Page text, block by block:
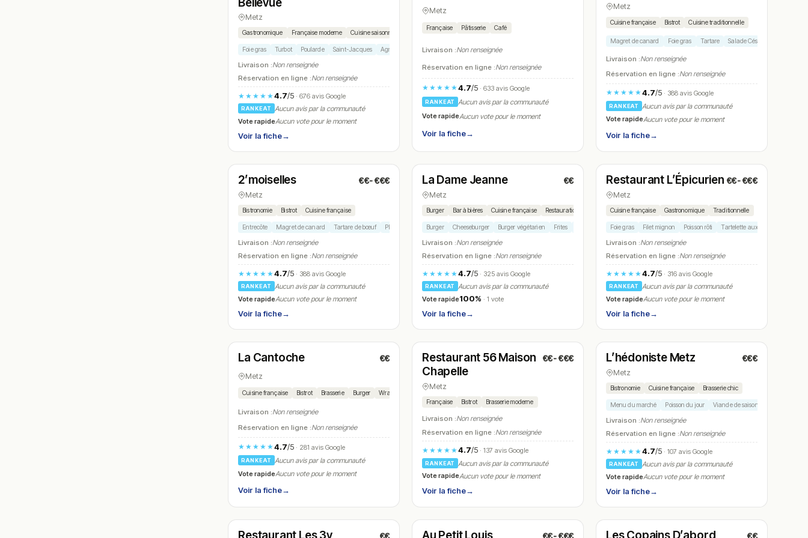
Metz
Gastronomique Française moderne Cuisine saisonnière
Foie gras Turbot Poularde Saint-Jacques Agneau
Livraison :Non renseignée
Réservation en ligne :Non renseignée
★★★★★4.7/5· 676 avis Google
RANKEAT
Aucun avis par la communauté
Vote rapideAucun vote pour le moment
Voir la fiche→
Metz
Française Pâtisserie Café
Livraison :Non renseignée
Réservation en ligne :Non renseignée
★★★★★4.7/5· 633 avis Google
RANKEAT
Aucun avis par la communauté
Vote rapideAucun vote pour le moment
Voir la fiche→
Metz
Cuisine française Bistrot Cuisine traditionnelle
Magret de canard Foie gras Tartare Salade César
Livraison :Non renseignée
Réservation en ligne :Non renseignée
★★★★★4.7/5 · 388 avis Google
RANKEAT
Aucun avis par la communauté
Vote rapideAucun vote pour le moment
Voir la fiche→
N° 15
Fermé(12:00 – 13:00, 19:00 – 21:00)
2’moiselles €€-€€€
Metz
Bistronomie Bistrot Cuisine française
Entrecôte Magret de canard Tartare de bœuf Plat du jour Mille-feuille
Livraison :Non renseignée
Réservation en ligne :Non renseignée
★★★★★4.7/5· 388 avis Google
RANKEAT
Aucun avis par la communauté
Vote rapideAucun vote pour le moment
Voir la fiche→
N° 16
Fermé(11:00 – 01:30)
La Dame Jeanne €€
Metz
Burger Bar à bières Cuisine française Restauration rapide Circuit court
Burger Cheeseburger Burger végétarien Frites
Livraison :Non renseignée
Réservation en ligne :Non renseignée
★★★★★4.7/5· 325 avis Google
RANKEAT
Aucun avis par la communauté
Vote rapide100% · 1 vote
Voir la fiche→
N° 17
Fermé(12:00 – 13:00, 19:00 – 20:30)
Restaurant L’Épicurien €€-€€€
Metz
Cuisine française Gastronomique Traditionnelle
Foie gras Filet mignon Poisson rôti Tartelette aux fruits
Livraison :Non renseignée
Réservation en ligne :Non renseignée
★★★★★4.7/5 · 316 avis Google
RANKEAT
Aucun avis par la communauté
Vote rapideAucun vote pour le moment
Voir la fiche→
N° 18
Ouvert(09:00 – 18:00)
La Cantoche €€
Metz
Cuisine française Bistrot Brasserie Burger Wrap
Livraison :Non renseignée
Réservation en ligne :Non renseignée
★★★★★4.7/5· 281 avis Google
RANKEAT
Aucun avis par la communauté
Vote rapideAucun vote pour le moment
Voir la fiche→
N° 19
Fermé(12:00 – 13:30, 19:00 – 21:00)
Restaurant 56 Maison
Chapelle
€€-€€€
Metz
Française Bistrot Brasserie moderne
Livraison :Non renseignée
Réservation en ligne :Non renseignée
★★★★★4.7/5· 137 avis Google
RANKEAT
Aucun avis par la communauté
Vote rapideAucun vote pour le moment
Voir la fiche→
N° 20
Fermé(11:30 – 14:00, 19:00 – 21:30)
L’hédoniste Metz €€€
Metz
Bistronomie Cuisine française Brasserie chic
Menu du marché Poisson du jour Viande de saison
Livraison :Non renseignée
Réservation en ligne :Non renseignée
★★★★★4.7/5 · 107 avis Google
RANKEAT
Aucun avis par la communauté
Vote rapideAucun vote pour le moment
Voir la fiche→
Ouvert(07:30 – 02:00) Fermé(12:00 – 14:30, 19:00 – 22:00) Fermé(12:00 – 13:45, 19:00 – 21:30)